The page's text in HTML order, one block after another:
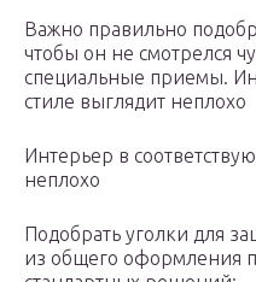
Важно правильно
чтобы он не смотрелся
специальные приемы.
стиле выглядит неплохо
Интерьер в
неплохо
Подобрать уголки для
из общего оформления